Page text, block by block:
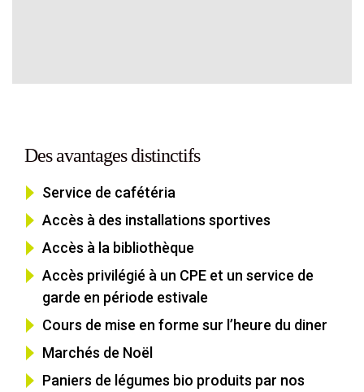
Des avantages distinctifs
Service de cafétéria
Accès à des installations sportives
Accès à la bibliothèque
Accès privilégié à un CPE et un service de
garde en période estivale
Cours de mise en forme sur l’heure du diner
Marchés de Noël
Paniers de légumes bio produits par nos